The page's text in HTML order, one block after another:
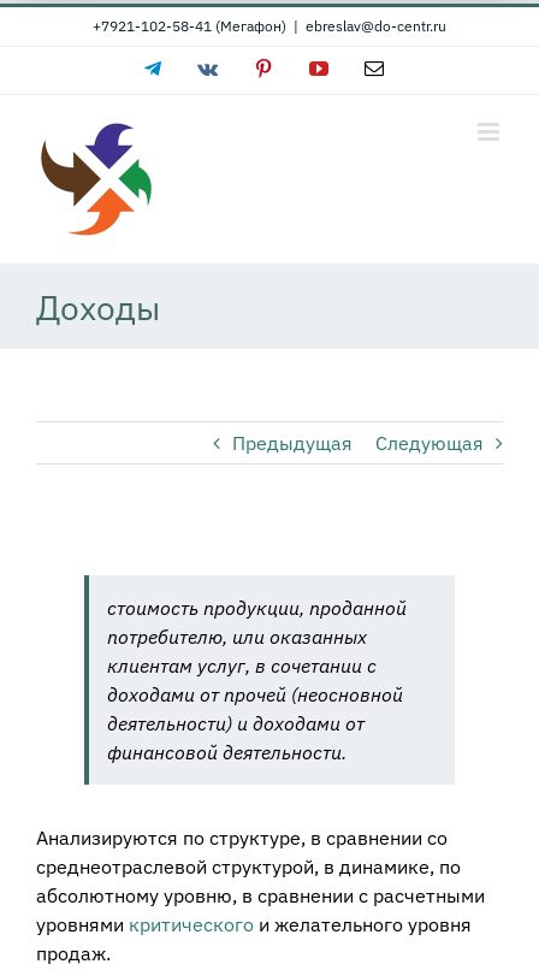
Skip
+7921-102-58-41 (Мегафон) | ebreslav@do-centr.ru
TelegramVk PinterestYouTubeEmail
Доходы
Предыдущая Следующая
стоимость продукции, проданной
потребителю, или оказанных
клиентам услуг, в сочетании с
доходами от прочей (неосновной
деятельности) и доходами от
финансовой деятельности.
Анализируются по структуре, в сравнении со
среднеотраслевой структурой, в динамике, по
абсолютному уровню, в сравнении с расчетными
уровнями критическогои желательного уровня
продаж.